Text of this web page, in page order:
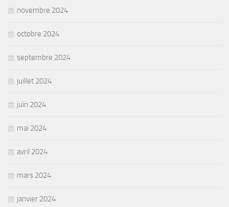
novembre 2024
octobre 2024
septembre 2024
juillet 2024
juin 2024
mai 2024
avril 2024
mars 2024
janvier 2024